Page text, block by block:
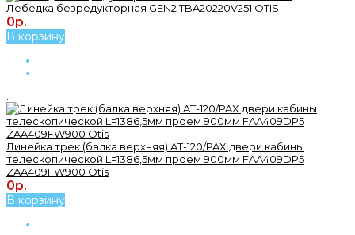
Лебедка безредукторная GEN2 TBA20220V251 OTIS
0р.
В корзину
Линейка трек (балка верхняя) AT-120/PAX двери кабины
телескопической L=1386,5мм проем 900мм FAA409DP5
ZAA409FW900 Otis
0р.
В корзину